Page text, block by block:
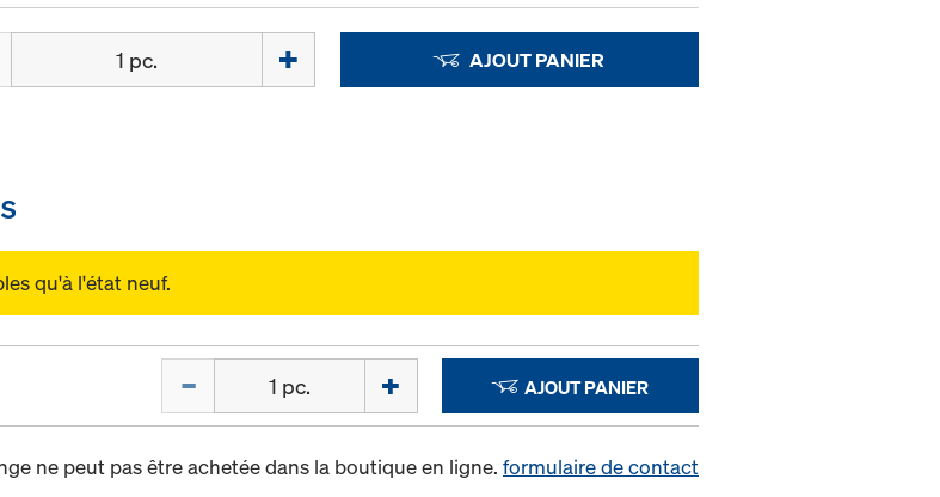
AJOUT PANIER
qu'à l'état neuf.
AJOUT PANIER
ne peut pas être achetée dans la boutique en ligne. formulaire de contact